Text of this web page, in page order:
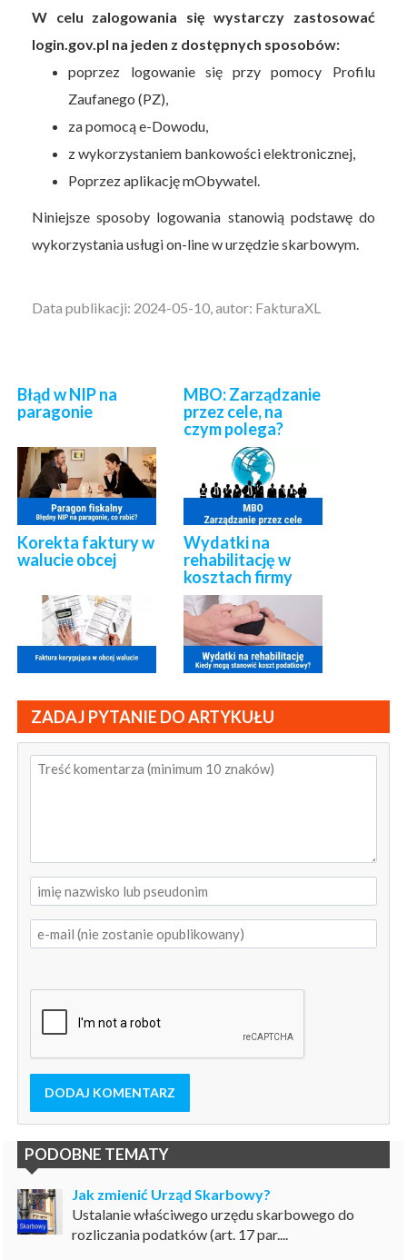
W celu zalogowania się wystarczy zastosować
login.gov.pl na jeden z dostępnych sposobów:
poprzez logowanie się przy pomocy Profilu
Zaufanego (PZ),
za pomocą e-Dowodu,
z wykorzystaniem bankowości elektronicznej,
Poprzez aplikację mObywatel.
Niniejsze sposoby logowania stanowią podstawę do
wykorzystania usługi on-line w urzędzie skarbowym.
Data publikacji: 2024-05-10, autor: FakturaXL
Błąd w NIP na
paragonie
MBO: Zarządzanie
przez cele, na
czym polega?
Korekta faktury w
walucie obcej
Wydatki na
rehabilitację w
kosztach firmy
ZADAJ PYTANIE DO ARTYKUŁU
DODAJ KOMENTARZ
PODOBNE TEMATY
Jak zmienić Urząd Skarbowy?
Ustalanie właściwego urzędu skarbowego do
rozliczania podatków (art. 17 par....